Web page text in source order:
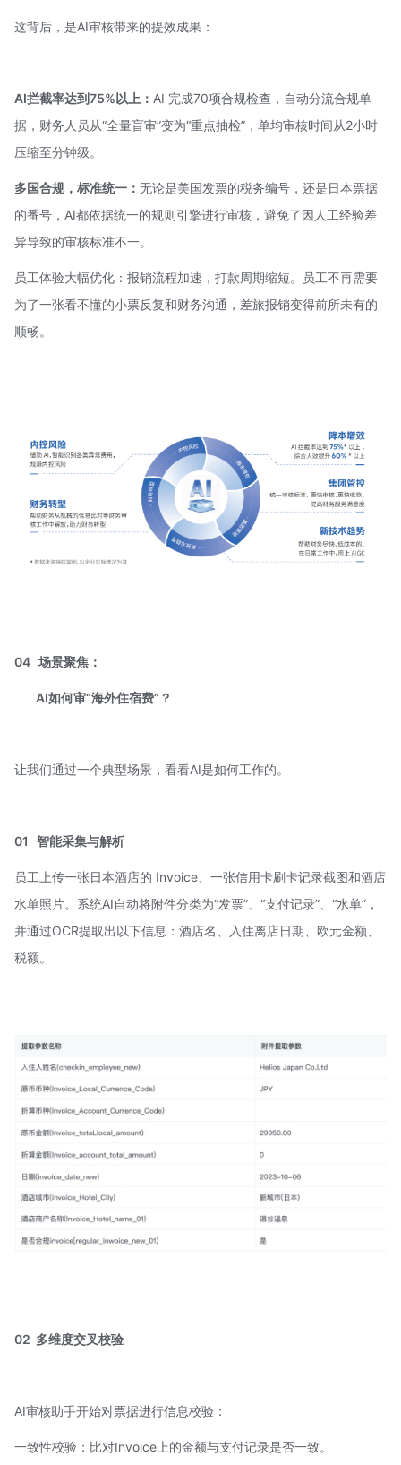
这背后，是AI审核带来的提效成果：
AI拦截率达到75%以上： AI 完成70项合规检查，自动分流合规单
据，财务人员从“全量盲审”变为“重点抽检”，单均审核时间从2小时
压缩至分钟级。
多国合规，标准统一： 无论是美国发票的税务编号，还是日本票据
的番号，AI都依据统一的规则引擎进行审核，避免了因人工经验差
异导致的审核标准不一。
员工体验大幅优化：报销流程加速，打款周期缩短。员工不再需要
为了一张看不懂的小票反复和财务沟通，差旅报销变得前所未有的
顺畅。
04 场景聚焦：
AI如何审“海外住宿费”？
让我们通过一个典型场景，看看AI是如何工作的。
01 智能采集与解析
员工上传一张日本酒店的 Invoice、一张信用卡刷卡记录截图和酒店
水单照片。系统AI自动将附件分类为“发票”、“支付记录”、“水单”，
并通过OCR提取出以下信息：酒店名、入住离店日期、欧元金额、
税额。
02 多维度交叉校验
AI审核助手开始对票据进行信息校验：
一致性校验：比对Invoice上的金额与支付记录是否一致。